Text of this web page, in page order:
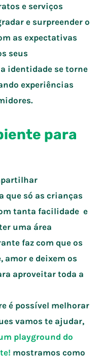
e serviços
e surpreender o
as expectativas
seus
identidade se torne
experiências
para
que só as crianças
tanta facilidade e
uma área
faz com que os
amor e deixem os
aproveitar toda a
é possível melhorar
vamos te ajudar,
playground do
mostramos como